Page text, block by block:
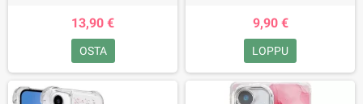
13,90 €
OSTA
9,90 €
LOPPU